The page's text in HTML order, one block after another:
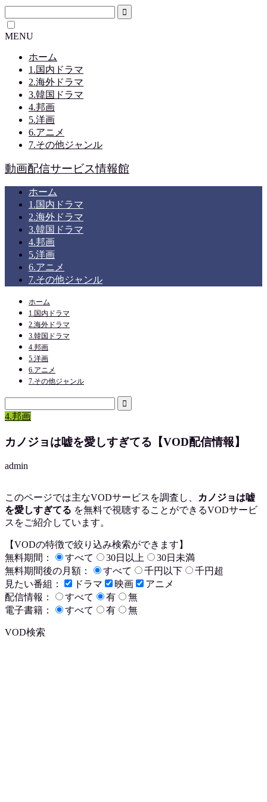
MENU
ホーム
1.国内ドラマ
2.海外ドラマ
3.韓国ドラマ
4.邦画
5.洋画
6.アニメ
7.その他ジャンル
動画配信サービス情報館
ホーム
1.国内ドラマ
2.海外ドラマ
3.韓国ドラマ
4.邦画
5.洋画
6.アニメ
7.その他ジャンル
ホーム
1.国内ドラマ
2.海外ドラマ
3.韓国ドラマ
4.邦画
5.洋画
6.アニメ
7.その他ジャンル
4.邦画
カノジョは嘘を愛しすぎてる【VOD配信情報】
admin
このページでは主なVODサービスを調査し、 カノジョは嘘
を愛しすぎてる を無料で視聴することができるVODサービ
スをご紹介しています。
【VODの特徴で絞り込み検索ができます】
無料期間：
すべて 30日以上
30日未満
無料期間後の月額：
すべて 千円以下
千円超
見たい番組：
ドラマ 映画
アニメ
配信情報：
すべて 有
無
電子書籍：
すべて 有 無
VOD検索